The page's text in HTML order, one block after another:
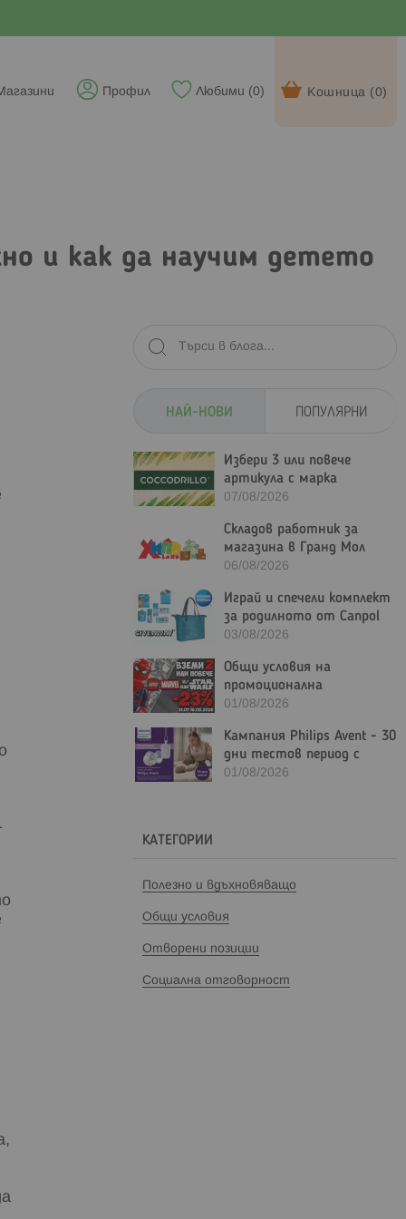
Кошница (0)
Любими (0)
Профил
и как да научим детето
НАЙ-НОВИ
Избери 3 или повече
артикула с марка
Coccodrillo и вземи 20%
07/08/2026
Складов работник за
магазина в Гранд Мол
Варна
06/08/2026
Играй и спечели комплект
за родилното от Canpol
Bulgaria
03/08/2026
Общи условия на
промоционална
активност "Вземи 2 или
LEGO Star Wars с - 23%"
01/08/2026
Кампания Philips Avent - 30
дни тестов период с
гаранция за връщане на
01/08/2026
ПОПУЛЯРНИ
КАТЕГОРИИ
Полезно и вдъхновяващо
Общи условия
Отворени позиции
Социална отговорност